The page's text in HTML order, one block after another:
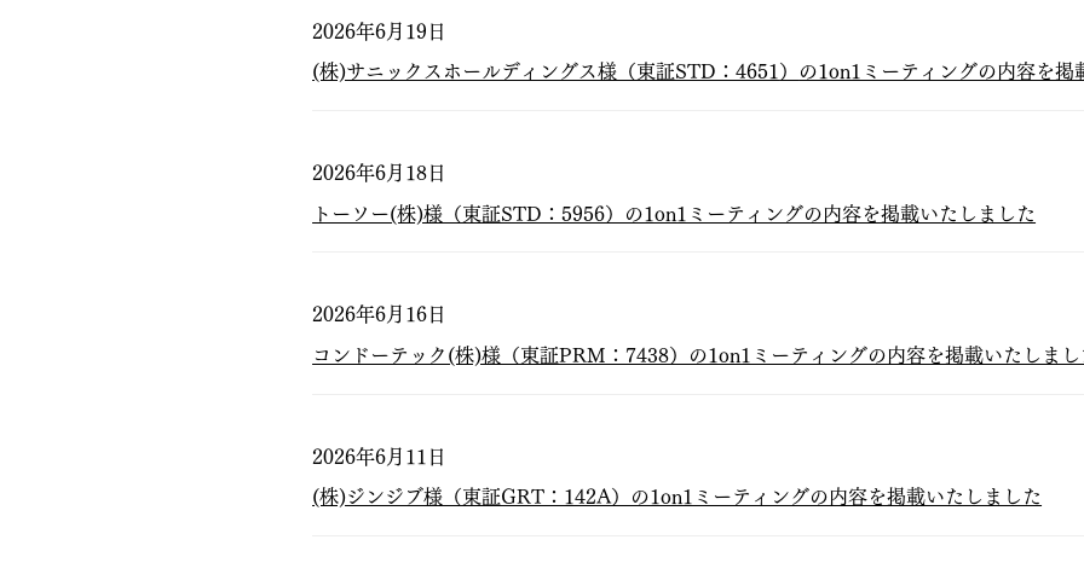
2026年6月19日
(株)サニックスホールディングス様（東証STD：4651 ） の1on1ミーティングの内容を掲
2026年6月18日
トーソー(株)様（東証STD：5956）の1on1ミーティングの内容を掲載いたしました
2026年6月16日
コンドーテック(株)様（東証PRM：7438）の1on1ミーティングの内容を掲載いたしまし
2026年6月11日
(株)ジンジブ様（東証GRT：142A）の1on1ミーティングの内容を掲載いたしました